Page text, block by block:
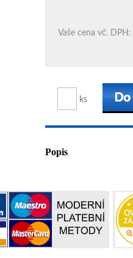
Vaše cena vč. DPH:
ks
Popis